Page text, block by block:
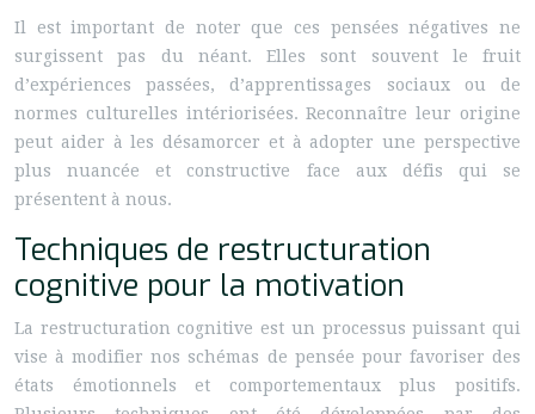
Il est important de noter que ces pensées négatives ne
surgissent pas du néant. Elles sont souvent le fruit
d’expériences passées, d’apprentissages sociaux ou de
normes culturelles intériorisées. Reconnaître leur origine
peut aider à les désamorcer et à adopter une perspective
plus nuancée et constructive face aux défis qui se
présentent à nous.
Techniques de restructuration
cognitive pour la motivation
La restructuration cognitive est un processus puissant qui
vise à modifier nos schémas de pensée pour favoriser des
états émotionnels et comportementaux plus positifs.